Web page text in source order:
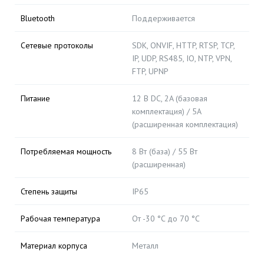
Bluetooth Поддерживается
Сетевые протоколы
SDK, ONVIF, HTTP, RTSP, TCP,
IP, UDP, RS485, IO, NTP, VPN,
FTP, UPNP
Питание
12 В DC, 2A (базовая
комплектация) / 5A
(расширенная комплектация)
Потребляемая мощность
8 Вт (база) / 55 Вт
(расширенная)
Степень защиты IP65
Рабочая температура От -30 °C до 70 °C
Материал корпуса Металл